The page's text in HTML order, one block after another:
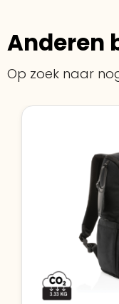
Anderen
Op zoek naar